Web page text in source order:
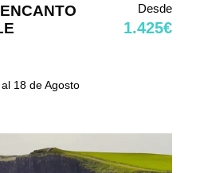
Desde
1.425€
18 de Agosto